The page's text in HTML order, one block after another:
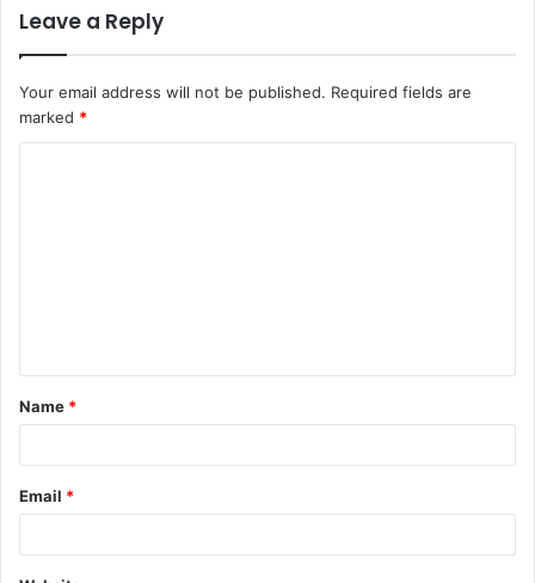
Leave a Reply
Your email address will not be published. Required fields are
marked *
t
*
Name *
Email *